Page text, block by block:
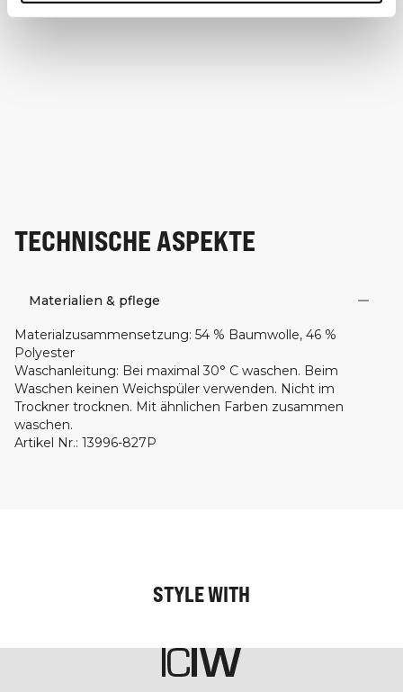
TECHNISCHE ASPEKTE
Materialien & pflege
Materialzusammensetzung: 54 % Baumwolle, 46 %
Polyester
Waschanleitung: Bei maximal 30° C waschen. Beim
Waschen keinen Weichspüler verwenden. Nicht im
Trockner trocknen. Mit ähnlichen Farben zusammen
waschen.
Artikel Nr.: 13996-827P
STYLE WITH